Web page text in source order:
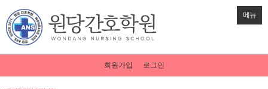
메뉴
회원가입 로그인